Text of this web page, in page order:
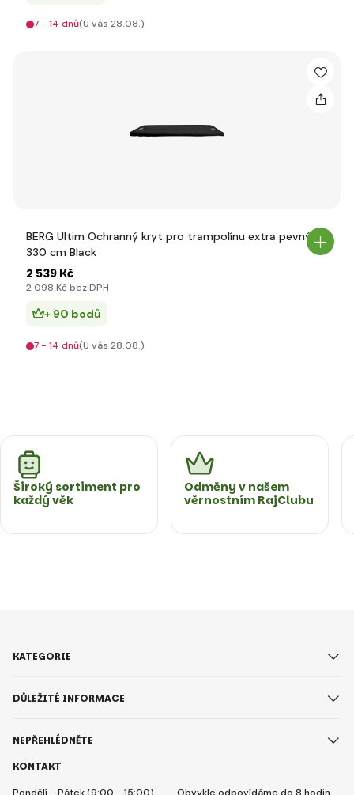
7 - 14 dnů(U vás 28.08.)
BERG Ultim Ochranný kryt pro trampolínu extra pevný
330 cm Black
2 539 Kč
2 098 Kč bez DPH
+ 90 bodů
7 - 14 dnů(U vás 28.08.)
Široký sortiment pro
každý věk
Odměny v našem
věrnostním RajClubu
KONTAKT
KATEGORIE
DŮLEŽITÉ INFORMACE
NEPŘEHLÉDNĚTE